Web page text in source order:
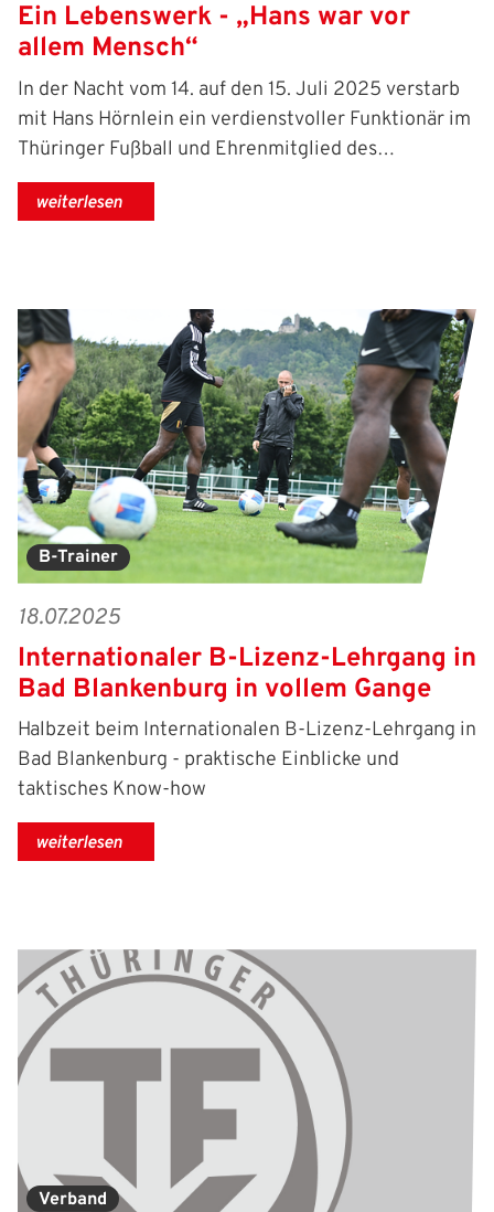
Ein Lebenswerk - „Hans war vor
allem Mensch“
In der Nacht vom 14. auf den 15. Juli 2025 verstarb
mit Hans Hörnlein ein verdienstvoller Funktionär im
Thüringer Fußball und Ehrenmitglied des…
weiterlesen
B-Trainer
18.07.2025
Internationaler B-Lizenz-Lehrgang in
Bad Blankenburg in vollem Gange
Halbzeit beim Internationalen B-Lizenz-Lehrgang in
Bad Blankenburg - praktische Einblicke und
taktisches Know-how
weiterlesen
Verband
WEBSITE DURCHSUCHEN
IHRE LESEZEICHEN
Aktuelle Seite als Lesezeichen speichern
IHR LOGIN
Benutzeranmeldung
sich an der Website anzumelden.
Anmelden
Benutzername:
Passwort: